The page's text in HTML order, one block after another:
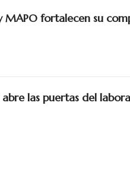
MAPO fortalecen su
abre las puertas del